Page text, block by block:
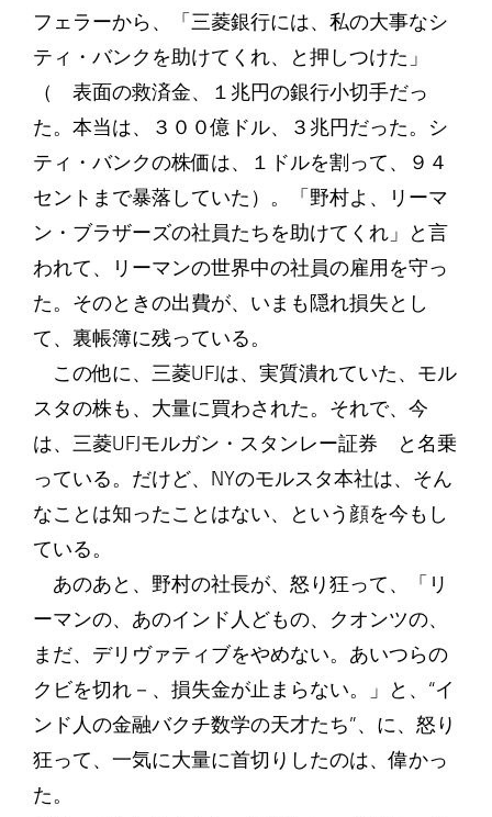
フェラーから、「三菱銀行には、私の大事なシ
ティ・バンクを助けてくれ、と押しつけた」
（ 表面の救済金、１兆円の銀行小切手だっ
た。本当は、３００億ドル、３兆円だった。シ
ティ・バンクの株価は、１ドルを割って、９４
セントまで暴落していた）。「野村よ、リーマ
ン・ブラザーズの社員たちを助けてくれ」と言
われて、リーマンの世界中の社員の雇用を守っ
た。そのときの出費が、いまも隠れ損失とし
て、裏帳簿に残っている。
この他に、三菱UFJは、実質潰れていた、モル
スタの株も、大量に買わされた。それで、今
は、三菱UFJモルガン・スタンレー証券 と名乗
っている。だけど、NYのモルスタ本社は、そん
なことは知ったことはない、という顔を今もし
ている。
あのあと、野村の社長が、怒り狂って、「リ
ーマンの、あのインド人どもの、クオンツの、
まだ、デリヴァティブをやめない。あいつらの
クビを切れ－、損失金が止まらない。」と、“イ
ンド人の金融バクチ数学の天才たち”、に、怒り
狂って、一気に大量に首切りしたのは、偉かっ
た。